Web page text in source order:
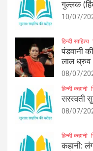
गुल्लक
10/07/
हिन्दी साहित्य
पंडवानी
लाल ध्रुव
08/07/
हिन्दी कहानी
सरस्वती
08/07/
हिन्दी कहानी
कहानी: